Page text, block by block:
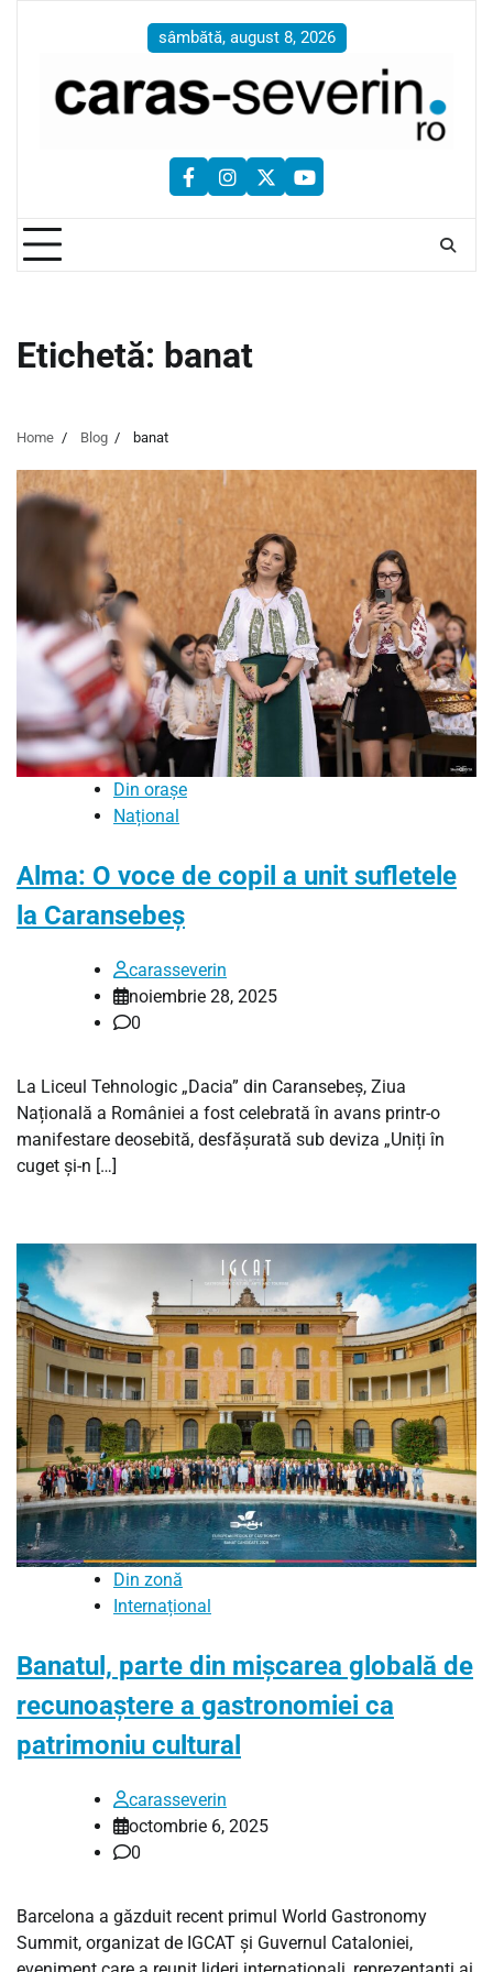
sâmbătă, august 8, 2026
facebookinstagram
twitteryoutube
Etichetă: banat
Home Blog banat
Din orașe
Național
Alma: O voce de copil a unit sufletele
la Caransebeș
carasseverin
noiembrie 28, 2025
0
La Liceul Tehnologic „Dacia” din Caransebeș, Ziua
Națională a României a fost celebrată în avans printr-o
manifestare deosebită, desfășurată sub deviza „Uniți în
cuget și-n […]
Din zonă
Internațional
Banatul, parte din mișcarea globală de
recunoaștere a gastronomiei ca
patrimoniu cultural
carasseverin
octombrie 6, 2025
0
Barcelona a găzduit recent primul World Gastronomy
Summit, organizat de IGCAT și Guvernul Cataloniei,